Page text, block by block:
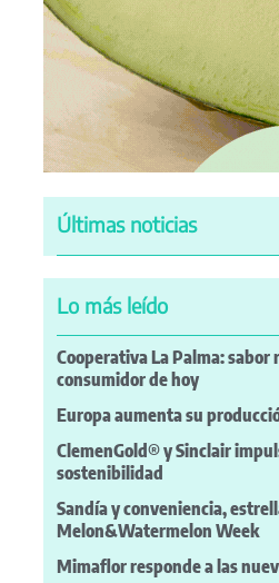
Últimas noticias
Lo más leído
Cooperativa La Palma:
consumidor de hoy
Europa aumenta su
ClemenGold® y Sinclair
sostenibilidad
Sandía y conveniencia,
Melon&Watermelon Week
Mimaflor responde a las